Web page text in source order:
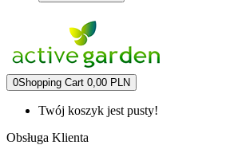
0Shopping Cart 0,00 PLN
Twój koszyk jest pusty!
Obsługa Klienta